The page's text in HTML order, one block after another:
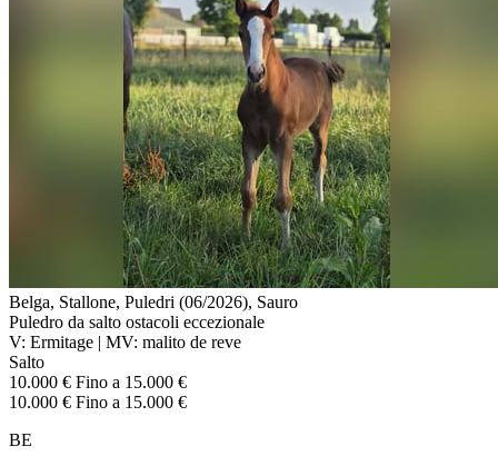
Belga, Stallone, Puledri (06/2026), Sauro
Puledro da salto ostacoli eccezionale
V: Ermitage | MV: malito de reve
Salto
10.000 € Fino a 15.000 €
10.000 € Fino a 15.000 €
BE